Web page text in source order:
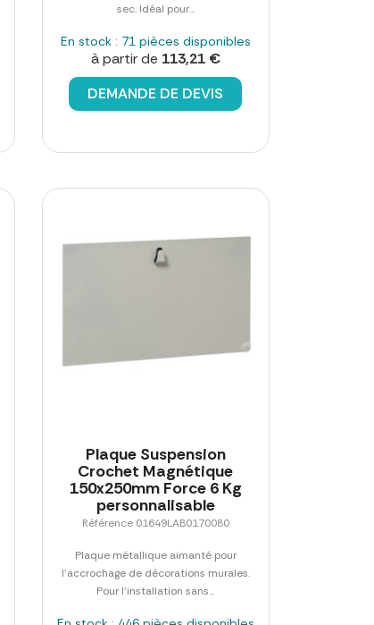
sec. Idéal pour...
En stock : 71 pièces disponibles
à partir de 113,21 €
DEMANDE DE DEVIS
Plaque Suspension
Crochet Magnétique
150x250mm Force 6 Kg
personnalisable
Référence 01649LAB0170080
Plaque métallique aimanté pour
l'accrochage de décorations murales.
Pour l'installation sans...